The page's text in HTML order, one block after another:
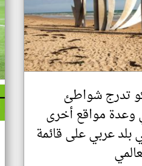
تدرج شواطئ
وعدة مواقع أخرى
بلد عربي على قائمة